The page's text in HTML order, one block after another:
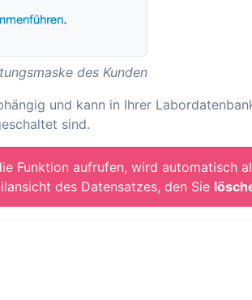
des Kunden
und kann in Ihrer
sind.
Funktion aufrufen, wird automatisch
des Datensatzes, den Sie